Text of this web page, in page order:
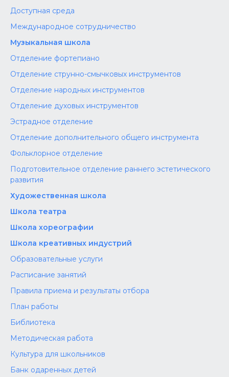
Доступная среда
Международное сотрудничество
Музыкальная школа
Отделение фортепиано
Отделение струнно-смычковых инструментов
Отделение народных инструментов
Отделение духовых инструментов
Эстрадное отделение
Отделение дополнительного общего инструмента
Фольклорное отделение
Подготовительное отделение раннего эстетического
развития
Художественная школа
Школа‌‌‌‌ театра
Школа хореографии
Школа креативных индустрий
Образовательные услуги
Расписание занятий
Правила приема и результаты отбора
План работы
Библиотека
Методическая работа
Культура для школьников
Банк одаренных детей